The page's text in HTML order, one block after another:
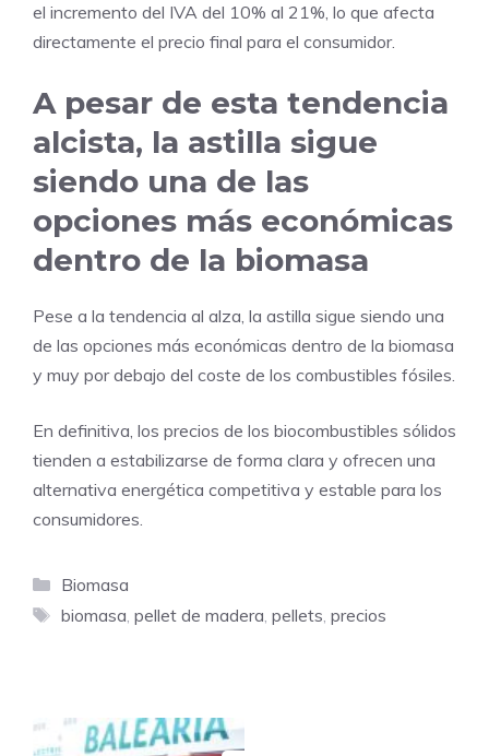
el incremento del IVA del 10% al 21%, lo que afecta
directamente el precio final para el consumidor.
A pesar de esta tendencia
alcista, la astilla sigue
siendo una de las
opciones más económicas
dentro de la biomasa
Pese a la tendencia al alza, la astilla sigue siendo una
de las opciones más económicas dentro de la biomasa
y muy por debajo del coste de los combustibles fósiles.
En definitiva, los precios de los biocombustibles sólidos
tienden a estabilizarse de forma clara y ofrecen una
alternativa energética competitiva y estable para los
consumidores.
Categorías
Biomasa
Etiquetas
biomasa, pellet de madera, pellets, precios